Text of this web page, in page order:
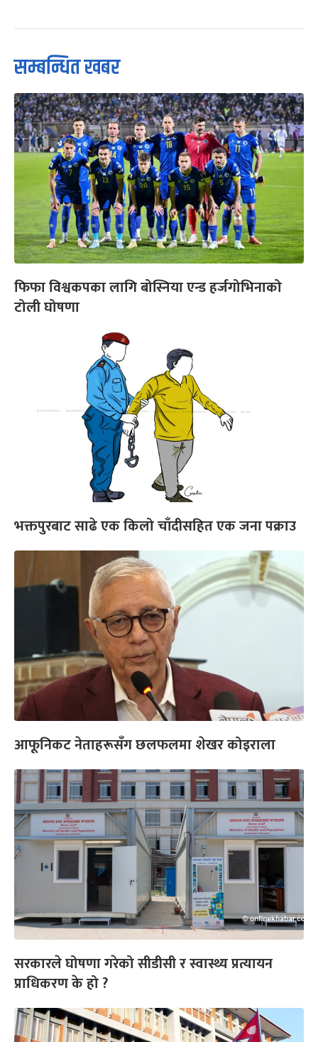
सम्बन्धित खबर
फिफा विश्वकपका लागि बोस्निया एन्ड हर्जगोभिनाको
टोली घोषणा
भक्तपुरबाट साढे एक किलो चाँदीसहित एक जना पक्राउ
आफूनिकट नेताहरूसँग छलफलमा शेखर कोइराला
सरकारले घोषणा गरेको सीडीसी र स्वास्थ्य प्रत्यायन
प्राधिकरण के हो ?